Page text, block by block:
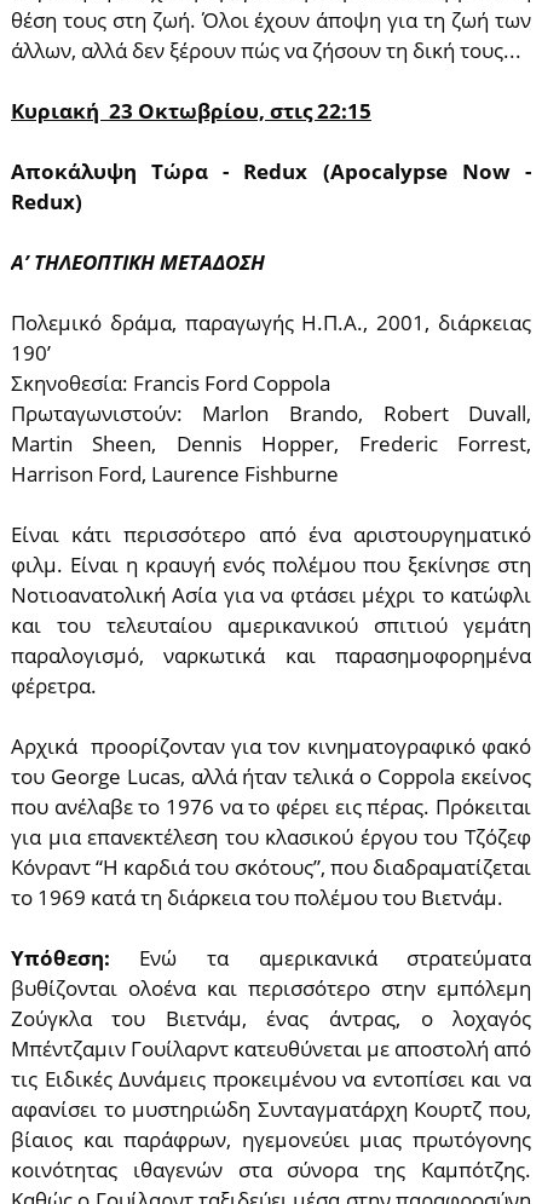
θέση τους στη ζωή. Όλοι έχουν άποψη για τη ζωή των
άλλων, αλλά δεν ξέρουν πώς να ζήσουν τη δική τους...
Κυριακή 23 Οκτωβρίου, στις 22:15
Αποκάλυψη Τώρα - Redux (Apocalypse Now -
Redux)
A’ ΤΗΛΕΟΠΤΙΚΗ ΜΕΤΑΔΟΣΗ
Πολεμικό δράμα, παραγωγής Η.Π.Α., 2001, διάρκειας
190’
Σκηνοθεσία: Francis Ford Coppola
Πρωταγωνιστούν: Marlon Brando, Robert Duvall,
Martin Sheen, Dennis Hopper, Frederic Forrest,
Harrison Ford, Laurence Fishburne
Είναι κάτι περισσότερο από ένα αριστουργηματικό
φιλμ. Είναι η κραυγή ενός πολέμου που ξεκίνησε στη
Νοτιοανατολική Ασία για να φτάσει μέχρι το κατώφλι
και του τελευταίου αμερικανικού σπιτιού γεμάτη
παραλογισμό, ναρκωτικά και παρασημοφορημένα
φέρετρα.
Αρχικά προορίζονταν για τον κινηματογραφικό φακό
του George Lucas, αλλά ήταν τελικά ο Coppola εκείνος
που ανέλαβε το 1976 να το φέρει εις πέρας. Πρόκειται
για μια επανεκτέλεση του κλασικού έργου του Τζόζεφ
Κόνραντ “Η καρδιά του σκότους”, που διαδραματίζεται
το 1969 κατά τη διάρκεια του πολέμου του Βιετνάμ.
Υπόθεση: Ενώ τα αμερικανικά στρατεύματα
βυθίζονται ολοένα και περισσότερο στην εμπόλεμη
Ζούγκλα του Βιετνάμ, ένας άντρας, ο λοχαγός
Μπέντζαμιν Γουίλαρντ κατευθύνεται με αποστολή από
τις Ειδικές Δυνάμεις προκειμένου να εντοπίσει και να
αφανίσει το μυστηριώδη Συνταγματάρχη Kουρτζ που,
βίαιος και παράφρων, ηγεμονεύει μιας πρωτόγονης
κοινότητας ιθαγενών στα σύνορα της Καμπότζης.